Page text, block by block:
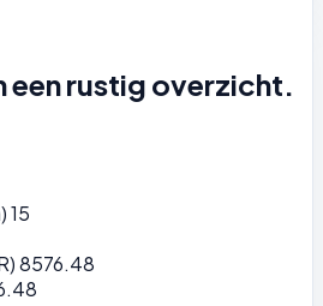
een rustig overzicht.
15
8576.48